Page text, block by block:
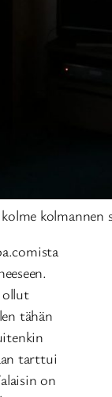
ollut
tähän
tarttui
on